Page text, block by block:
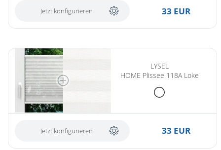
Jetzt konfigurieren 33 EUR
LYSEL
HOME Plissee 118A Loke
Jetzt konfigurieren 33 EUR